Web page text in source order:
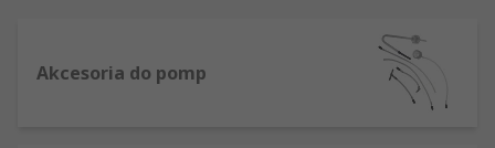
regulatory pomp ciśnieniowych, przewody i
Akcesoria do pomp